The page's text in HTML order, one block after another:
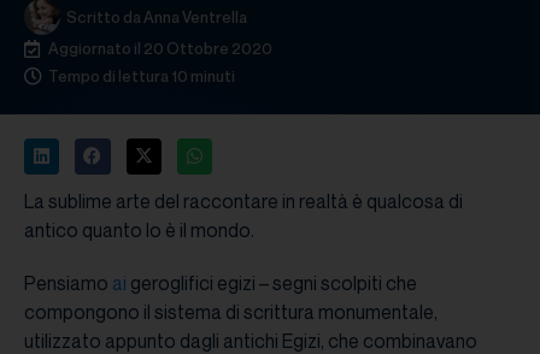
Scritto da Anna Ventrella
Aggiornato il 20 Ottobre 2020
Tempo di lettura 10 minuti
La sublime arte del raccontare in realtà è qualcosa di
antico quanto lo è il mondo.
Pensiamo ai geroglifici egizi – segni scolpiti che
compongono il sistema di scrittura monumentale,
utilizzato appunto dagli antichi Egizi, che combinavano